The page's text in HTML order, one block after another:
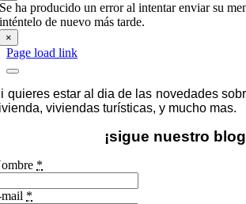
Se ha producido un error al intentar enviar su
inténtelo de nuevo más tarde.
×
Page load link
quieres estar al dia de las novedades
viviendas turísticas, y mucho mas.
¡sigue nuestro
*
*